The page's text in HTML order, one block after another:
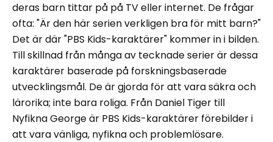
deras barn tittar på på TV eller internet. De frågar
ofta: "Är den här serien verkligen bra för mitt barn?"
Det är där "PBS Kids-karaktärer" kommer in i bilden.
Till skillnad från många av tecknade serier är dessa
karaktärer baserade på forskningsbaserade
utvecklingsmål. De är gjorda för att vara säkra och
lärorika; inte bara roliga. Från Daniel Tiger till
Nyfikna George är PBS Kids-karaktärer förebilder i
att vara vänliga, nyfikna och problemlösare.